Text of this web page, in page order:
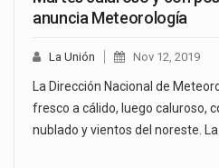
anuncia Meteorología
La Unión Nov 12, 2019
La Dirección Nacional de
fresco a cálido, luego caluroso,
nublado y vientos del noreste.